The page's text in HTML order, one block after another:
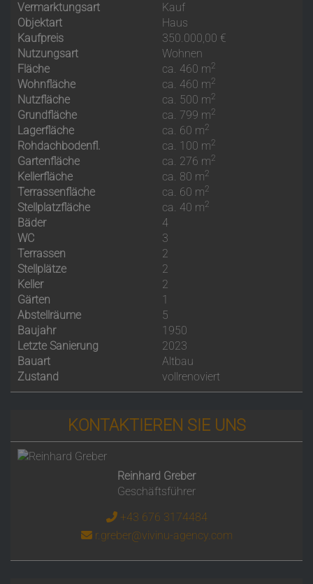
Vermarktungsart
Kauf
Objektart
Haus
Kaufpreis
350.000,00 €
Nutzungsart
Wohnen
Fläche
ca. 460 m2
Wohnfläche ca. 460 m2
Nutzfläche ca. 500 m2
Grundfläche ca. 799 m2
Lagerfläche ca. 60 m2
Rohdachbodenfl. ca. 100 m2
Gartenfläche ca. 276 m2
Kellerfläche ca. 80 m2
Terrassenfläche ca. 60 m2
Stellplatzfläche ca. 40 m2
Bäder
4
WC
3
Terrassen
2
Stellplätze
2
Keller
2
Gärten
1
Abstellräume
5
Baujahr
1950
Letzte Sanierung
2023
Bauart
Altbau
Zustand
vollrenoviert
KONTAKTIEREN SIE UNS
Reinhard Greber
Geschäftsführer
+43 676 3174484
r.greber@vivinu-agency.com